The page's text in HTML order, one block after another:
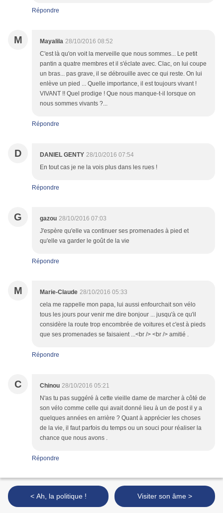
Répondre
M Mayalila 28/10/2016 08:52
C'est là qu'on voit la merveille que nous sommes... Le petit
pantin a quatre membres et il s'éclate avec. Clac, on lui coupe
un bras... pas grave, il se débrouille avec ce qui reste. On lui
enlève un pied ... Quelle importance, il est toujours vivant !
VIVANT !! Quel prodige ! Que nous manque-t-il lorsque on
nous sommes vivants ?...
Répondre
D DANIEL GENTY 28/10/2016 07:54
En tout cas je ne la vois plus dans les rues !
Répondre
G gazou 28/10/2016 07:03
J'espère qu'elle va continuer ses promenades à pied et
qu'elle va garder le goût de la vie
Répondre
M Marie-Claude 28/10/2016 05:33
cela me rappelle mon papa, lui aussi enfourchait son vélo
tous les jours pour venir me dire bonjour ... jusqu'à ce qu'il
considère la route trop encombrée de voitures et c'est à pieds
que ses promenades se faisaient ...<br /> <br /> amitié .
Répondre
C Chinou 28/10/2016 05:21
N'as tu pas suggéré à cette vieille dame de marcher à côté de
son vélo comme celle qui avait donné lieu à un de post il y a
quelques années en arrière ? Quant à apprécier les choses
de la vie, il faut parfois du temps ou un souci pour réaliser la
chance que nous avons .
Répondre
< Ah, la politique ! Visiter son âme >